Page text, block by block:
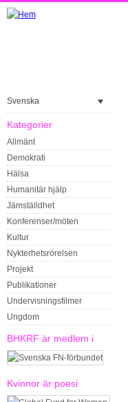
Svenska
Kategorier
Allmänt
Demokrati
Hälsa
Humanitär hjälp
Jämställdhet
Konferenser/möten
Kultur
Nykterhetsrörelsen
Projekt
Publikationer
Undervisningsfilmer
Ungdom
BHKRF är medlem i
Kvinnor är poesi